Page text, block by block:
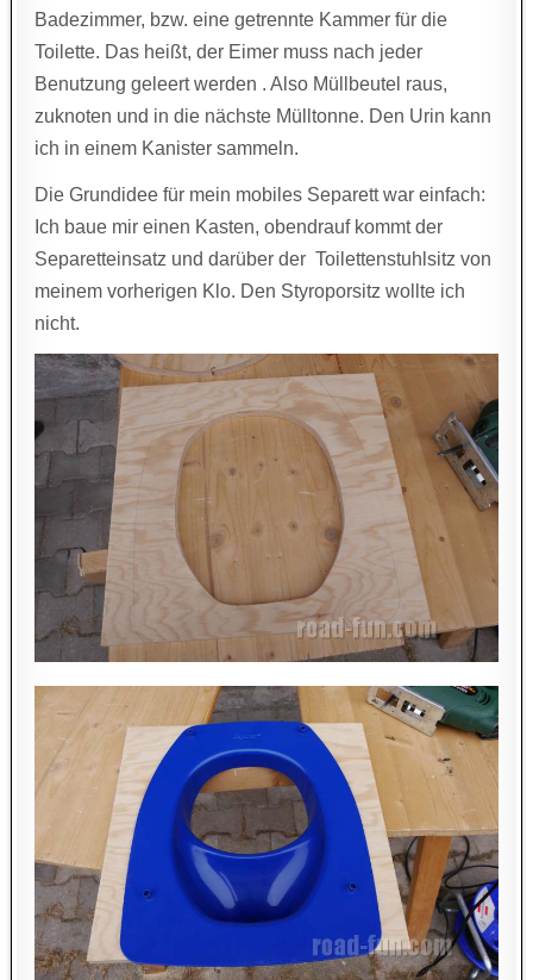
Badezimmer, bzw. eine getrennte Kammer für die
Toilette. Das heißt, der Eimer muss nach jeder
Benutzung geleert werden . Also Müllbeutel raus,
zuknoten und in die nächste Mülltonne. Den Urin kann
ich in einem Kanister sammeln.
Die Grundidee für mein mobiles Separett war einfach:
Ich baue mir einen Kasten, obendrauf kommt der
Separetteinsatz und darüber der Toilettenstuhlsitz von
meinem vorherigen Klo. Den Styroporsitz wollte ich
nicht.